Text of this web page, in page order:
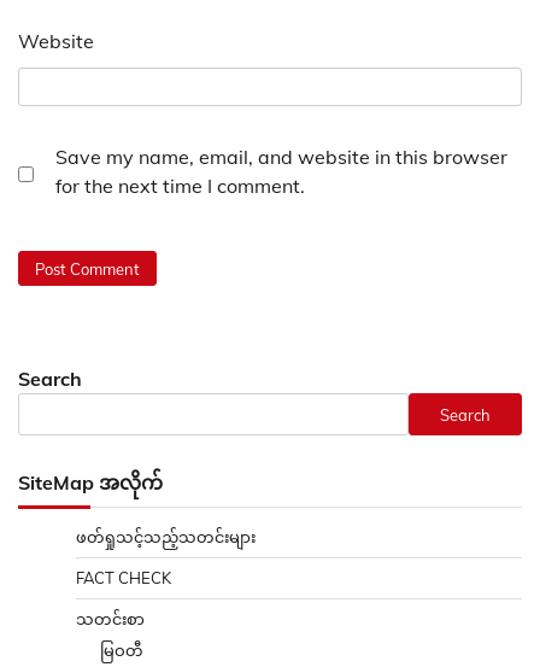
Website
Save my name, email, and website in this browser
for the next time I comment.
Search
Search
SiteMap အလိုက်
ဖတ်ရှုသင့်သည့်သတင်းများ
FACT CHECK
သတင်းစာ
မြဝတီ